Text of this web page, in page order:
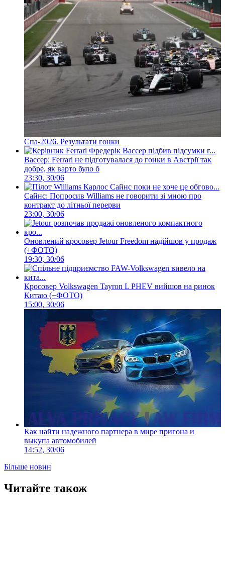
Спа-2026. Результати гонки
Вассер: Ferrari не підготувалася до гонки в Австрії так
добре, як варто було б
23:30, 30/06
Сайнс: Попросив Williams не говорити зі мною про
контракт до літньої перерви
23:00, 30/06
Оновлений кросовер Jetour Freedom надійшов у продаж
(+ФОТО)
19:30, 30/06
Кросовер Volkswagen Tayron L PHEV вийшов на ринок
Китаю (+ФОТО)
15:00, 30/06
Как найти надежного партнера в мире пригона и
выкупа автомобилей
14:52, 30/06
Більше новин
Читайте також